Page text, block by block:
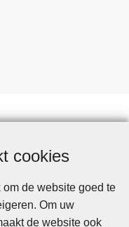
cookies
de website goed te
Om uw
de website ook